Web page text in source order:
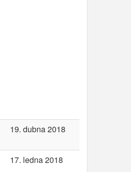
19. dubna 2018
17. ledna 2018